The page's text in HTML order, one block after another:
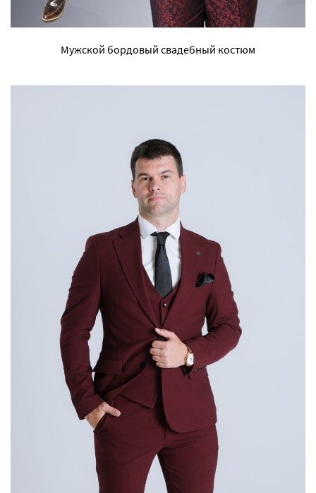
Мужской бордовый свадебный костюм